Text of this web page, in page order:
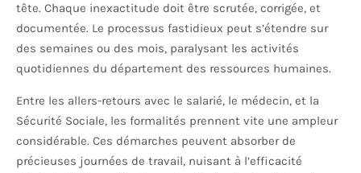
tête. Chaque inexactitude doit être scrutée, corrigée, et
documentée. Le processus fastidieux peut s’étendre sur
des semaines ou des mois, paralysant les activités
quotidiennes du département des ressources humaines.
Entre les allers-retours avec le salarié, le médecin, et la
Sécurité Sociale, les formalités prennent vite une ampleur
considérable. Ces démarches peuvent absorber de
précieuses journées de travail, nuisant à l’efficacité